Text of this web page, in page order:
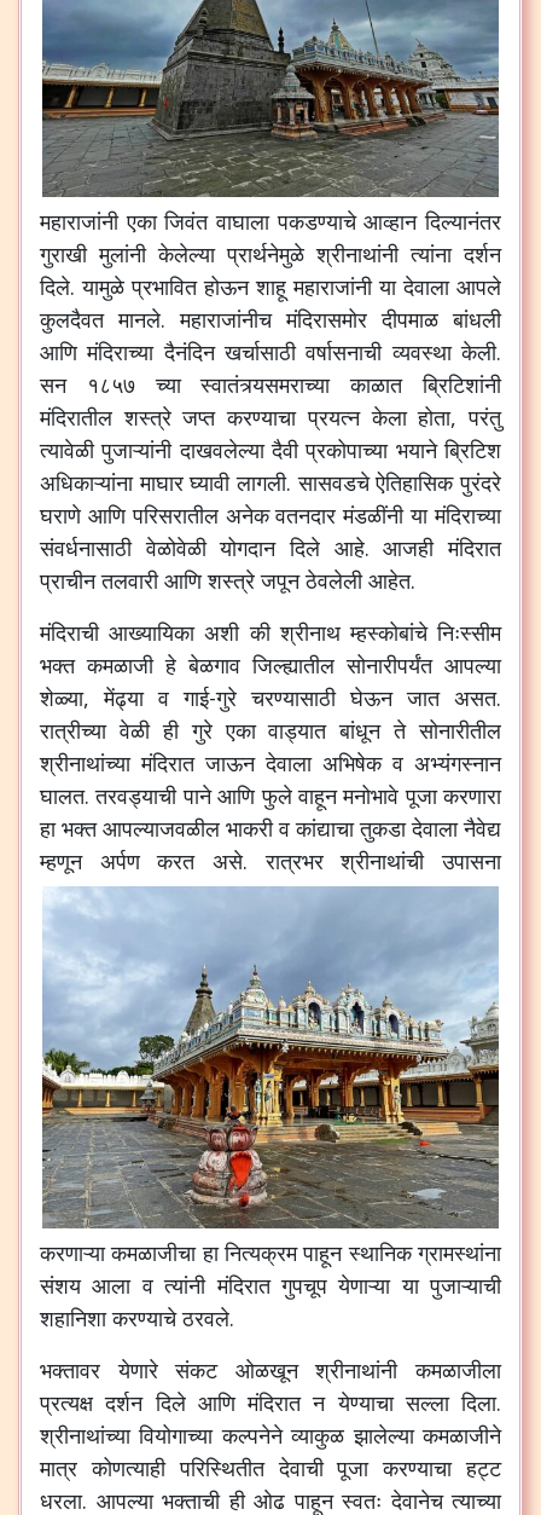
महाराजांनी एका जिवंत वाघाला पकडण्याचे आव्हान दिल्यानंतर
गुराखी मुलांनी केलेल्या प्रार्थनेमुळे श्रीनाथांनी त्यांना दर्शन
दिले. यामुळे प्रभावित होऊन शाहू महाराजांनी या देवाला आपले
कुलदैवत मानले. महाराजांनीच मंदिरासमोर दीपमाळ बांधली
आणि मंदिराच्या दैनंदिन खर्चासाठी वर्षासनाची व्यवस्था केली.
सन १८५७ च्या स्वातंत्र्यसमराच्या काळात ब्रिटिशांनी
मंदिरातील शस्त्रे जप्त करण्याचा प्रयत्न केला होता, परंतु
त्यावेळी पुजाऱ्यांनी दाखवलेल्या दैवी प्रकोपाच्या भयाने ब्रिटिश
अधिकाऱ्यांना माघार घ्यावी लागली. सासवडचे ऐतिहासिक पुरंदरे
घराणे आणि परिसरातील अनेक वतनदार मंडळींनी या मंदिराच्या
संवर्धनासाठी वेळोवेळी योगदान दिले आहे. आजही मंदिरात
प्राचीन तलवारी आणि शस्त्रे जपून ठेवलेली आहेत.
मंदिराची आख्यायिका अशी की श्रीनाथ म्हस्कोबांचे निःस्सीम
भक्त कमळाजी हे बेळगाव जिल्ह्यातील सोनारीपर्यंत आपल्या
शेळ्या, मेंढ्या व गाई-गुरे चरण्यासाठी घेऊन जात असत.
रात्रीच्या वेळी ही गुरे एका वाड्यात बांधून ते सोनारीतील
श्रीनाथांच्या मंदिरात जाऊन देवाला अभिषेक व अभ्यंगस्नान
घालत. तरवड्याची पाने आणि फुले वाहून मनोभावे पूजा करणारा
हा भक्त आपल्याजवळील भाकरी व कांद्याचा तुकडा देवाला नैवेद्य
म्हणून अर्पण करत असे.रात्रभर श्रीनाथांची उपासना
करणाऱ्या कमळाजीचा हा नित्यक्रम पाहून स्थानिक ग्रामस्थांना
संशय आला व त्यांनी मंदिरात गुपचूप येणाऱ्या या पुजाऱ्याची
शहानिशा करण्याचे ठरवले.
भक्तावर येणारे संकट ओळखून श्रीनाथांनी कमळाजीला
प्रत्यक्ष दर्शन दिले आणि मंदिरात न येण्याचा सल्ला दिला.
श्रीनाथांच्या वियोगाच्या कल्पनेने व्याकुळ झालेल्या कमळाजीने
मात्र कोणत्याही परिस्थितीत देवाची पूजा करण्याचा हट्ट
धरला. आपल्या भक्ताची ही ओढ पाहून स्वतः देवानेच त्याच्या